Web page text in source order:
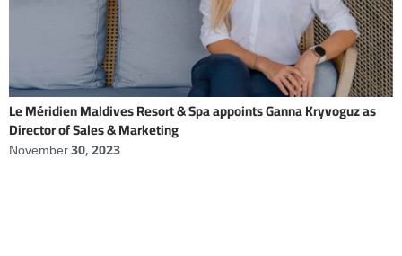
Le Méridien Maldives Resort & Spa appoints Ganna Kryvoguz as
Director of Sales & Marketing
November 30, 2023